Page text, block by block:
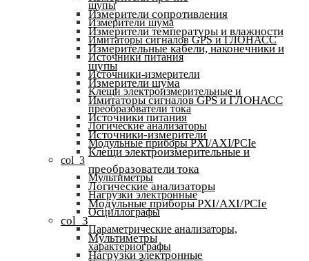
щупы
Измерители шума
Имитаторы сигналов GPS и ГЛОНАСС
Источники питания
Источники-измерители
Клещи электроизмерительные и
преобразователи тока
Логические анализаторы
Модульные приборы PXI/AXI/PCIe
col_3
Мультиметры
Нагрузки электронные
Осциллографы
Параметрические анализаторы,
характериографы
Измерители сопротивления
Измерители температуры и влажности
Измерительные кабели, наконечники и
щупы
Измерители шума
Имитаторы сигналов GPS и ГЛОНАСС
Источники питания
Источники-измерители
Клещи электроизмерительные и
преобразователи тока
Логические анализаторы
Модульные приборы PXI/AXI/PCIe
col_3
Мультиметры
Нагрузки электронные